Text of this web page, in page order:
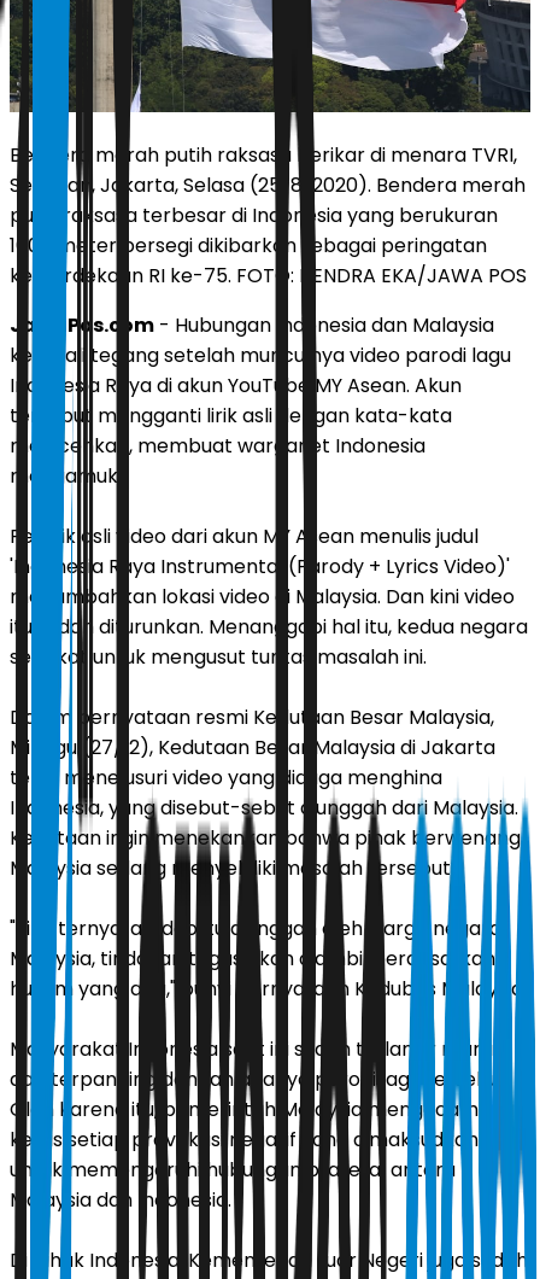
Bendera merah putih raksasa berikar di menara TVRI,
Senayan, Jakarta, Selasa (25/8/2020). Bendera merah
putih raksasa terbesar di Indonesia yang berukuran
1000 meter persegi dikibarkan sebagai peringatan
kemerdekaan RI ke-75. FOTO: HENDRA EKA/JAWA POS
JawaPos.com - Hubungan Indonesia dan Malaysia
kembali tegang setelah munculnya video parodi lagu
Indonesia Raya di akun YouTube MY Asean. Akun
tersebut mengganti lirik asli dengan kata-kata
melecehkan, membuat warganet Indonesia
mengamuk.
Pemilik asli video dari akun MY Asean menulis judul
'Indonesia Raya Instrumental (Parody + Lyrics Video)'
menambahkan lokasi video di Malaysia. Dan kini video
itu sudah diturunkan. Menanggapi hal itu, kedua negara
sepakat untuk mengusut tuntas masalah ini.
Dalam pernyataan resmi Kedutaan Besar Malaysia,
Minggu (27/12), Kedutaan Besar Malaysia di Jakarta
telah menelusuri video yang diduga menghina
Indonesia, yang disebut-sebut diunggah dari Malaysia.
Kedutaan ingin menekankan bahwa pihak berwenang
Malaysia sedang menyelidiki masalah tersebut.
"Jika ternyata video itu diunggah oleh warga negara
Malaysia, tindakan tegas akan diambil berdasarkan
hukum yang ada," bunyi pernyataan Kedubes Malaysia.
Masyarakat Indonesia saat ini sudah terlanjur marah
dan terpancing dengan adanya parodi lagu tersebut.
Oleh karena itu, pemerintah Malaysia mengecam
keras setiap provokasi negatif yang dimaksudkan
untuk memengaruhi hubungan bilateral antara
Malaysia dan Indonesia.
Di pihak Indonesia, Kementerian Luar Negeri juga sudah